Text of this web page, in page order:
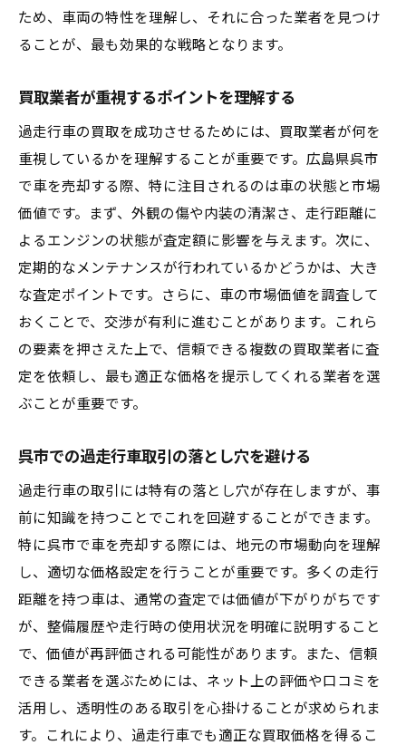
ため、車両の特性を理解し、それに合った業者を見つけ
ることが、最も効果的な戦略となります。
買取業者が重視するポイントを理解する
過走行車の買取を成功させるためには、買取業者が何を
重視しているかを理解することが重要です。広島県呉市
で車を売却する際、特に注目されるのは車の状態と市場
価値です。まず、外観の傷や内装の清潔さ、走行距離に
よるエンジンの状態が査定額に影響を与えます。次に、
定期的なメンテナンスが行われているかどうかは、大き
な査定ポイントです。さらに、車の市場価値を調査して
おくことで、交渉が有利に進むことがあります。これら
の要素を押さえた上で、信頼できる複数の買取業者に査
定を依頼し、最も適正な価格を提示してくれる業者を選
ぶことが重要です。
呉市での過走行車取引の落とし穴を避ける
過走行車の取引には特有の落とし穴が存在しますが、事
前に知識を持つことでこれを回避することができます。
特に呉市で車を売却する際には、地元の市場動向を理解
し、適切な価格設定を行うことが重要です。多くの走行
距離を持つ車は、通常の査定では価値が下がりがちです
が、整備履歴や走行時の使用状況を明確に説明すること
で、価値が再評価される可能性があります。また、信頼
できる業者を選ぶためには、ネット上の評価や口コミを
活用し、透明性のある取引を心掛けることが求められま
す。これにより、過走行車でも適正な買取価格を得るこ